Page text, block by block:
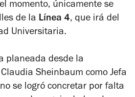
momento, únicamente se
de la Línea 4, que irá del
Universitaria.
planeada desde la
Sheinbaum como Jefa
se logró concretar por falta